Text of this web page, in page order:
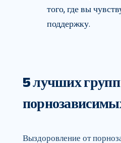
того, где вы
поддержку.
5 лучших
Выздоровление от